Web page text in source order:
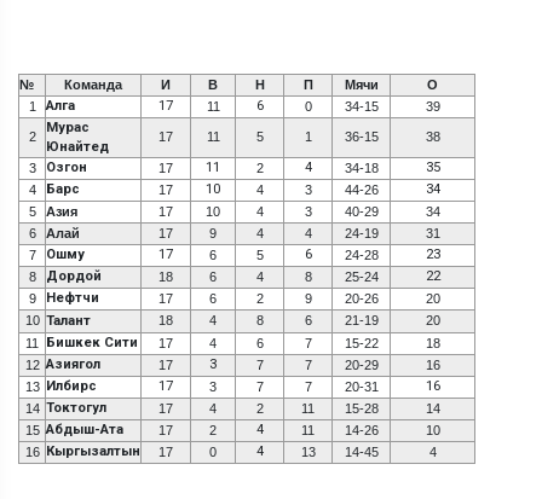
№ Команда И В Н П Мячи
О
1
Алга 17 11 6 0 34-15 39
2
Мурас
Юнайтед
17 11 5 1 36-15 38
3 Озгон 17 11 2 4 34-18 35
4 Барс 17 10 4 3 44-26 34
5 Азия 17 10 4 3 40-29
34
6
Алай 17 9 4 4 24-19
31
7
Ошму 17 6 5 6 24-28 23
8 Дордой 18 6 4 8 25-24 22
9 Нефтчи 17 6 2 9 20-26
20
10 Талант 18 4 8 6 21-19
20
11
Бишкек Сити 17 4 6 7 15-22
18
12 Азиягол 17 3 7 7 20-29
16
13 Илбирс 17 3 7 7 20-31 16
14 Токтогул 17 4 2 11 15-28
14
15 Абдыш-Ата 17 2 4 11 14-26
10
16 Кыргызалтын 17 0 4 13 14-45 4